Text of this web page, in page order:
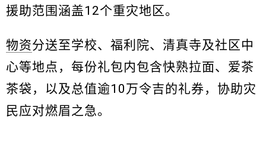
援助范围涵盖12个重灾地区。
物资分送至学校、福利院、清真寺及社区中
心等地点，每份礼包内包含快熟拉面、爱茶
茶袋，以及总值逾10万令吉的礼券，协助灾
民应对燃眉之急。